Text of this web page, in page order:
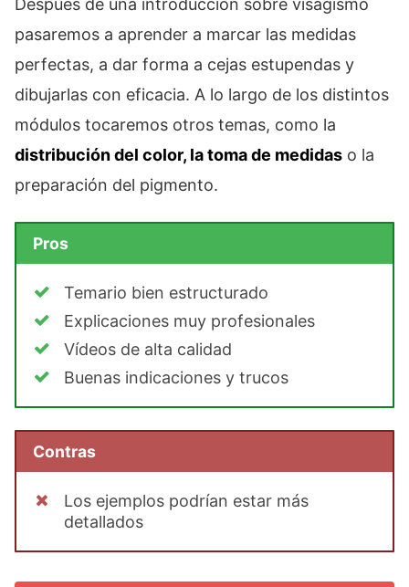
Después de una introducción sobre visagismo
pasaremos a aprender a marcar las medidas
perfectas, a dar forma a cejas estupendas y
dibujarlas con eficacia. A lo largo de los distintos
módulos tocaremos otros temas, como la
distribución del color, la toma de medidas o la
preparación del pigmento.
Pros
Temario bien estructurado
Explicaciones muy profesionales
Vídeos de alta calidad
Buenas indicaciones y trucos
Contras
Los ejemplos podrían estar más
detallados